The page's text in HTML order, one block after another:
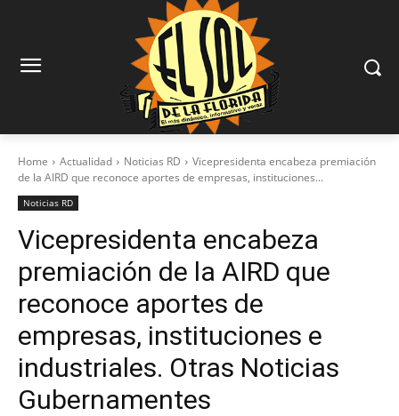
Home Actualidad Noticias RD
Vicepresidenta encabeza premiación
de la AIRD que reconoce aportes de empresas, instituciones...
Noticias RD
Vicepresidenta encabeza
premiación de la AIRD que
reconoce aportes de
empresas, instituciones e
industriales. Otras Noticias
Gubernamentes